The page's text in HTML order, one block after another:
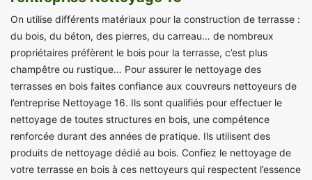
On utilise différents matériaux pour la construction de terrasse :
du bois, du béton, des pierres, du carreau… de nombreux
propriétaires préfèrent le bois pour la terrasse, c’est plus
champêtre ou rustique… Pour assurer le nettoyage des
terrasses en bois faites confiance aux couvreurs nettoyeurs de
l’entreprise Nettoyage 16. Ils sont qualifiés pour effectuer le
nettoyage de toutes structures en bois, une compétence
renforcée durant des années de pratique. Ils utilisent des
produits de nettoyage dédié au bois. Confiez le nettoyage de
votre terrasse en bois à ces nettoyeurs qui respectent l’essence